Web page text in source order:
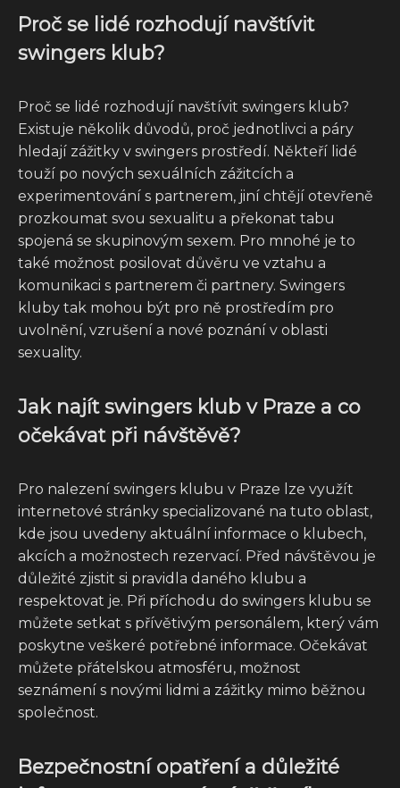
Proč se lidé rozhodují navštívit
swingers klub?
Proč se lidé rozhodují navštívit swingers klub?
Existuje několik důvodů, proč jednotlivci a páry
hledají zážitky v swingers prostředí. Někteří lidé
touží po nových sexuálních zážitcích a
experimentování s partnerem, jiní chtějí otevřeně
prozkoumat svou sexualitu a překonat tabu
spojená se skupinovým sexem. Pro mnohé je to
také možnost posilovat důvěru ve vztahu a
komunikaci s partnerem či partnery. Swingers
kluby tak mohou být pro ně prostředím pro
uvolnění, vzrušení a nové poznání v oblasti
sexuality.
Jak najít swingers klub v Praze a co
očekávat při návštěvě?
Pro nalezení swingers klubu v Praze lze využít
internetové stránky specializované na tuto oblast,
kde jsou uvedeny aktuální informace o klubech,
akcích a možnostech rezervací. Před návštěvou je
důležité zjistit si pravidla daného klubu a
respektovat je. Při příchodu do swingers klubu se
můžete setkat s přívětivým personálem, který vám
poskytne veškeré potřebné informace. Očekávat
můžete přátelskou atmosféru, možnost
seznámení s novými lidmi a zážitky mimo běžnou
společnost.
Bezpečnostní opatření a důležité